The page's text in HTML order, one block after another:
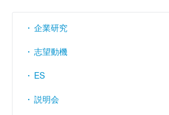
企業研究
志望動機
ES
説明会